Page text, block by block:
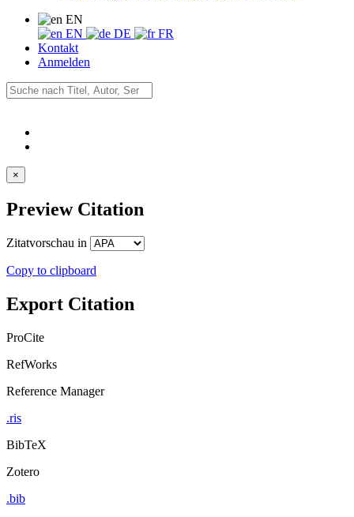
EN
EN
DE
FR
Kontakt
Anmelden
×
Preview Citation
Zitatvorschau in
Copy to clipboard
Export Citation
ProCite
RefWorks
Reference Manager
.ris
BibTeX
Zotero
.bib